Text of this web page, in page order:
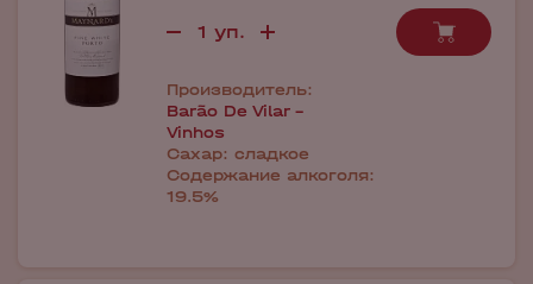
Производитель:
Barão De Vilar -
Vinhos
Сахар: сладкое
Содержание алкоголя:
19.5%